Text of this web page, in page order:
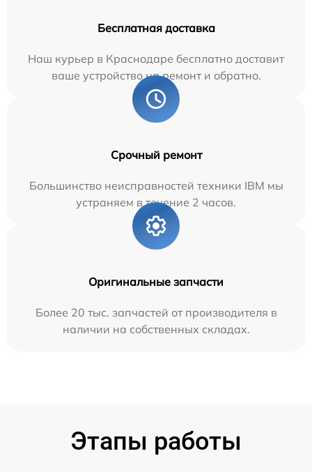
Бесплатная доставка
Наш курьер в Краснодаре бесплатно доставит
ваше устройство на ремонт и обратно.
Срочный ремонт
Большинство неисправностей техники IBM мы
устраняем в течение 2 часов.
Оригинальные запчасти
Более 20 тыс. запчастей от производителя в
наличии на собственных складах.
Этапы работы